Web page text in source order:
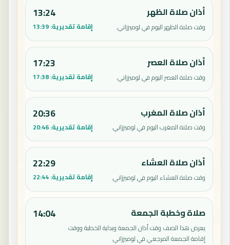
أذان صلاة الظهر
وقت صلاة الظهر اليوم في لوميززاني.
13:24
إقامة تقديرية:13:39
أذان صلاة العصر
وقت صلاة العصر اليوم في لوميززاني.
17:23
إقامة تقديرية:17:38
أذان صلاة المغرب
وقت صلاة المغرب اليوم في لوميززاني.
20:36
إقامة تقديرية:20:46
أذان صلاة العشاء
وقت صلاة العشاء اليوم في لوميززاني.
22:29
إقامة تقديرية:22:44
صلاة وخطبة الجمعة
يعرض هذا الصف وقت أذان الجمعة وبداية الخطبة ووقت
إقامة الجمعة المرجعي في لوميززاني.
14:04